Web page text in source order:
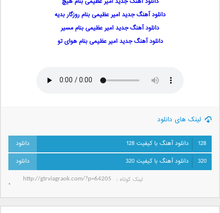
دانلود آهنگ جدید امیر عظیمی بنام روزگار بدیه
دانلود آهنگ جدید امیر عظیمی بنام مسیر
دانلود آهنگ جدید امیر عظیمی بنام هوای تو
لینک های دانلود
128
دانلود آهنگ با کیفیت 128
320
دانلود آهنگ با کیفیت 320
لینک کوتاه‌ :